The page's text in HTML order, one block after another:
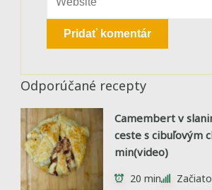
Odporúčané recepty
Camembert v
ceste s cibuľovým
min(video)
20 min